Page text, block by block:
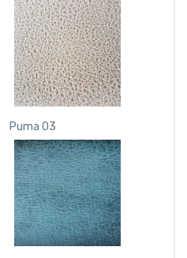
Puma 03